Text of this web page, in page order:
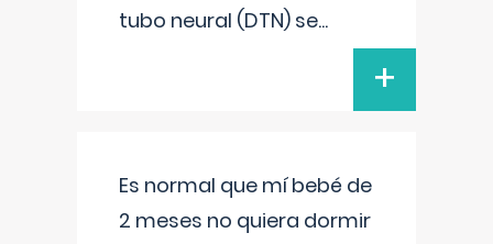
tubo neural (DTN) se...
+
Es normal que mí bebé de
2 meses no quiera dormir